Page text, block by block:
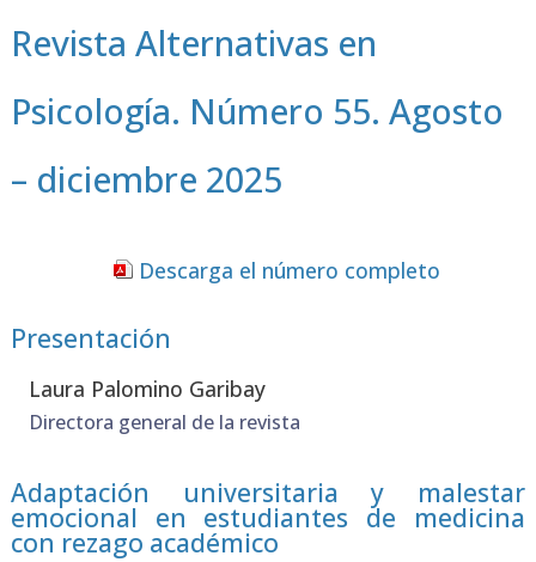
Revista Alternativas en
Psicología. Número 55. Agosto
– diciembre 2025
Des­car­ga el núme­ro com­ple­to
Presentación
Lau­ra Palo­mino Gari­bay
Directora general de la revista
Adaptación universitaria y malestar
emocional en estudiantes de medicina
con rezago académico